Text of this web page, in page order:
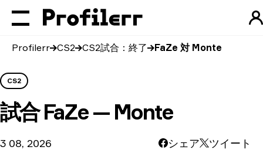
Profilerr CS2 CS2試合：終了 FaZe 対 Monte
CS2
試合 FaZe — Monte
3 08, 2026 シェア ツイート